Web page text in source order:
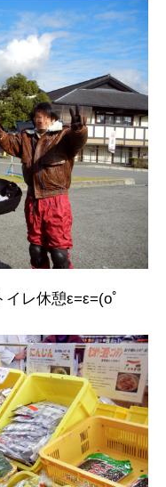
レ休憩ε=ε=(oﾟ